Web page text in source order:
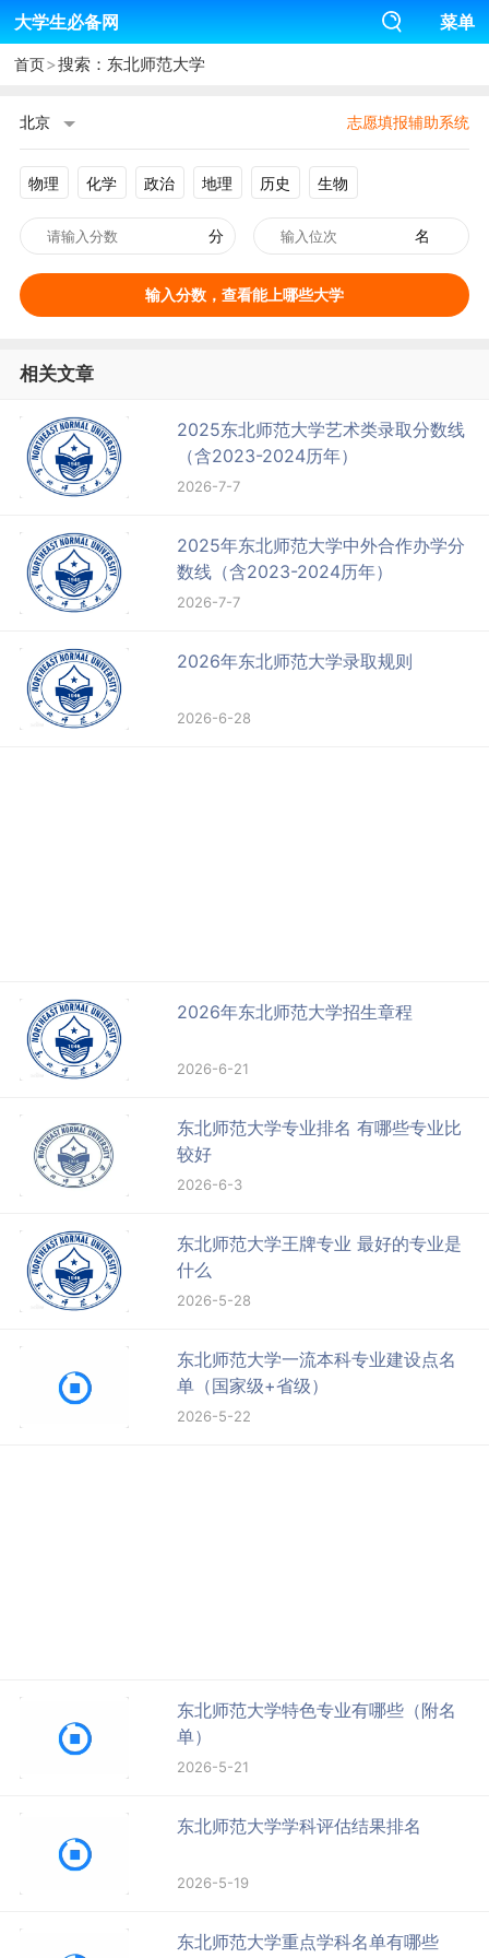
大学生必备网 菜单
首页>搜索：东北师范大学
北京 志愿填报辅助系统
物理 化学 政治 地理 历史 生物
分 名
输入分数，查看能上哪些大学
相关文章
2025东北师范大学艺术类录取分数线
（含2023-2024历年）
2026-7-7
2025年东北师范大学中外合作办学分
数线（含2023-2024历年）
2026-7-7
2026年东北师范大学录取规则
2026-6-28
2026年东北师范大学招生章程
2026-6-21
东北师范大学专业排名 有哪些专业比
较好
2026-6-3
东北师范大学王牌专业 最好的专业是
什么
2026-5-28
东北师范大学一流本科专业建设点名
单（国家级+省级）
2026-5-22
东北师范大学特色专业有哪些（附名
单）
2026-5-21
东北师范大学学科评估结果排名
2026-5-19
东北师范大学重点学科名单有哪些